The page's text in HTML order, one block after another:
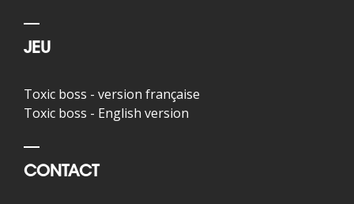
JEU
Toxic boss - version française
Toxic boss - English version
CONTACT